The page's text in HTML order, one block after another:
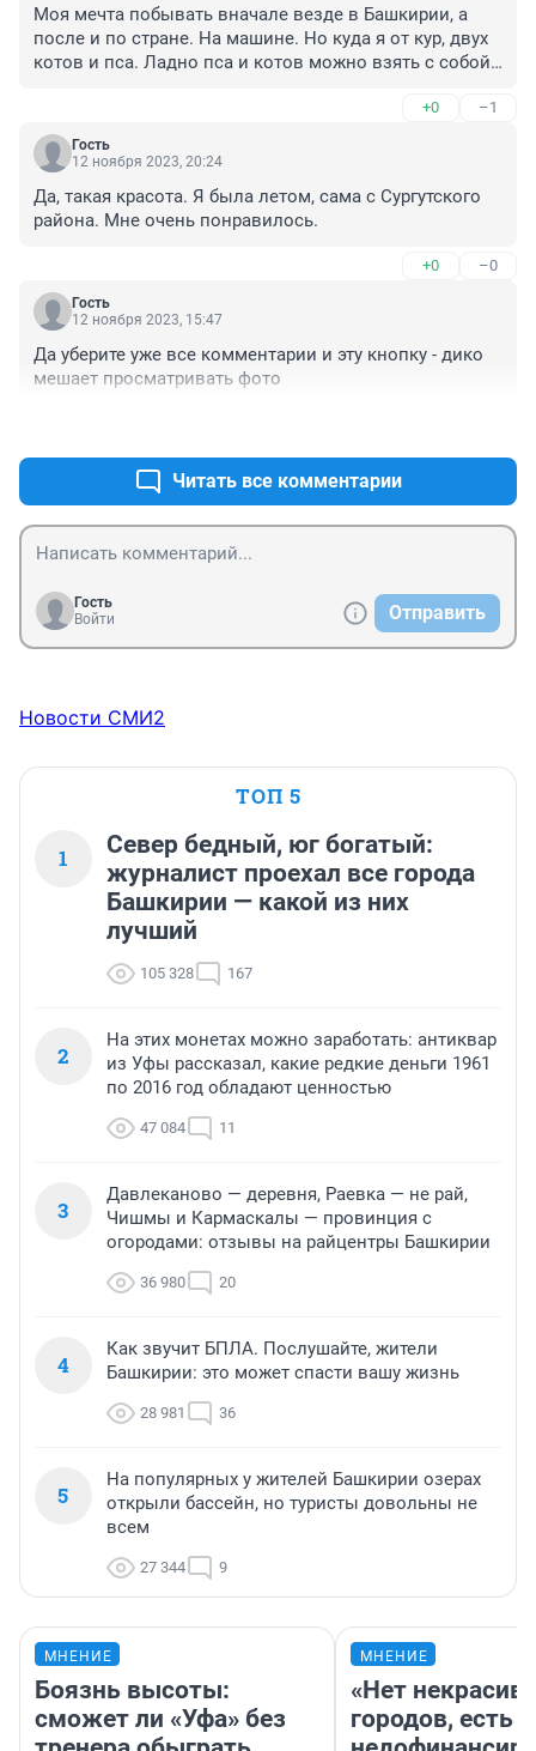
Моя мечта побывать вначале везде в Башкирии, а
после и по стране. На машине. Но куда я от кур, двух
котов и пса. Ладно пса и котов можно взять с собой.
+0 –1
Гость
12 ноября 2023, 20:24
Да, такая красота. Я была летом, сама с Сургутского
района. Мне очень понравилось.
+0 –0
Гость
12 ноября 2023, 15:47
Да уберите уже все комментарии и эту кнопку - дико
мешает просматривать фото
Читать все комментарии
Гость
Войти
Отправить
Новости СМИ2
ТОП 5
1
Север бедный, юг богатый:
журналист проехал все города
Башкирии — какой из них
лучший
105 328 167
2
На этих монетах можно заработать: антиквар
из Уфы рассказал, какие редкие деньги 1961
по 2016 год обладают ценностью
47 084 11
3
Давлеканово — деревня, Раевка — не рай,
Чишмы и Кармаскалы — провинция с
огородами: отзывы на райцентры Башкирии
36 980 20
4
Как звучит БПЛА. Послушайте, жители
Башкирии: это может спасти вашу жизнь
28 981 36
5
На популярных у жителей Башкирии озерах
открыли бассейн, но туристы довольны не
всем
27 344 9
МНЕНИЕ
Боязнь высоты:
сможет ли «Уфа» без
МНЕНИЕ
«Нет
городов, есть